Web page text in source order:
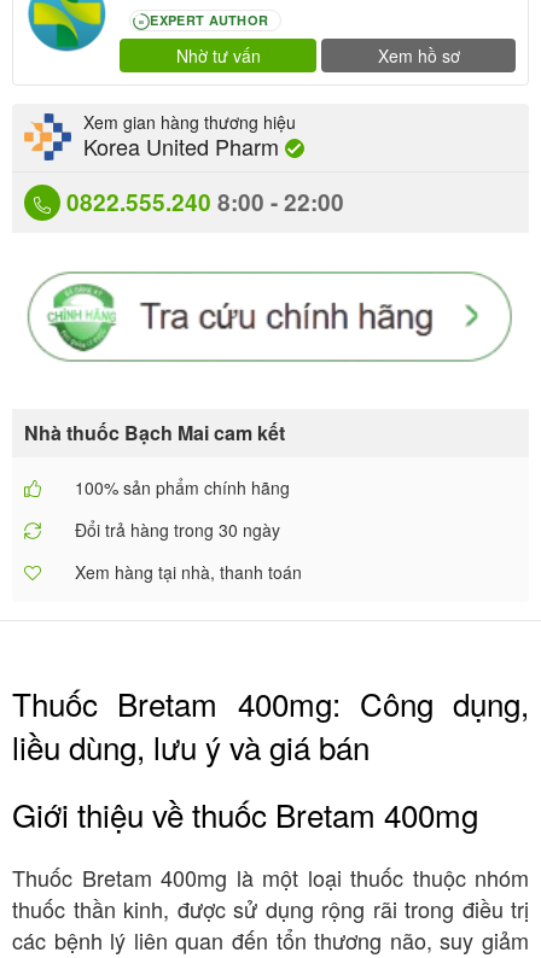
80 EXPERT AUTHOR
Nhờ tư vấn Xem hồ sơ
0822.555.240 8:00 - 22:00
Xem gian hàng thương hiệu
Korea United Pharm
Nhà thuốc Bạch Mai cam kết
100% sản phẩm chính hãng
Đổi trả hàng trong 30 ngày
Xem hàng tại nhà, thanh toán
Thuốc Bretam 400mg: Công dụng,
liều dùng, lưu ý và giá bán
Giới thiệu về thuốc Bretam 400mg
Thuốc Bretam 400mg là một loại thuốc thuộc nhóm
thuốc thần kinh, được sử dụng rộng rãi trong điều trị
các bệnh lý liên quan đến tổn thương não, suy giảm